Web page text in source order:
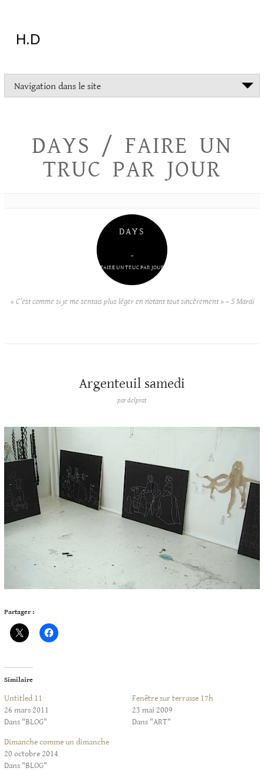
H.D
Navigation dans le site
DAYS / FAIRE UN
TRUC PAR JOUR
DAYS
–
FAIRE UN TRUC PAR JOUR
« C’est comme si je me sentais plus léger en notant tout sincèrement » – S Maraï
Argenteuil samedi
pardelprat
Partager :
Similaire
Untitled 11
26 mars 2011
Dans "BLOG"
Fenêtre sur terrasse 17h
23 mai 2009
Dans "ART"
Dimanche comme un dimanche
20 octobre 2014
Dans "BLOG"